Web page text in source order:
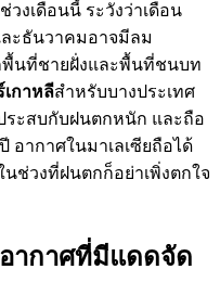
วงเดือนนี้ ระวังว่าเดือน
ะธันวาคมอาจมีลม
พื้นที่ชายฝั่งและพื้นที่ชนบท
เกาหลีสำหรับบางประเทศ
ระสบกับฝนตกหนัก และถือ
ากาศในมาเลเซียถือได้
ช่วงที่ฝนตกก็อย่าเพิ่งตกใจ
ากาศที่มีแดดจัด